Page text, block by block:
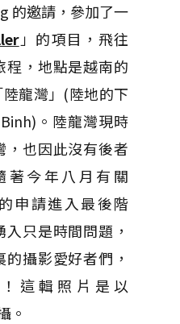
的邀請，參加了一
」的項目，飛往
，地點是越南的
龍灣」(陸地的下
。陸龍灣現時
，也因此沒有後者
著今年八月有關
申請進入最後階
只是時間問題，
攝影愛好者們，
這輯照片是以
。